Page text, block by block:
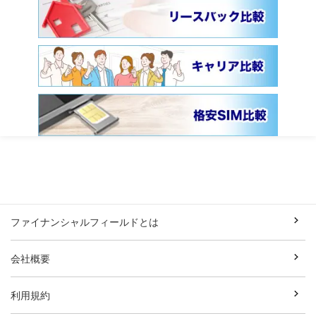
ファイナンシャルフィールドとは
会社概要
利用規約